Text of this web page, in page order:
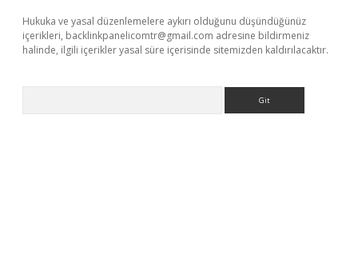
Hukuka ve yasal düzenlemelere aykırı olduğunu düşündüğünüz
içerikleri, backlinkpanelicomtr@gmail.com adresine bildirmeniz
halinde, ilgili içerikler yasal süre içerisinde sitemizden kaldırılacaktır.